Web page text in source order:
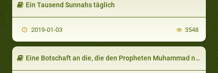
Ein Tausend Sunnahs täglich
2019-01-03 3548
Eine Botschaft an die, die den Propheten Muhammad noch nicht kennen